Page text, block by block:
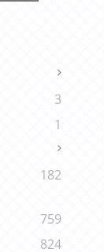
3
1
182
759
824